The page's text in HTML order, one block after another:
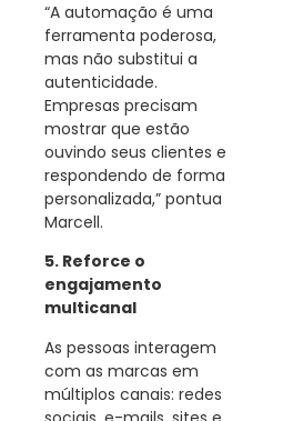
“A automação é uma
ferramenta poderosa,
mas não substitui a
autenticidade.
Empresas precisam
mostrar que estão
ouvindo seus clientes e
respondendo de forma
personalizada,” pontua
Marcell.
5. Reforce o
engajamento
multicanal
As pessoas interagem
com as marcas em
múltiplos canais: redes